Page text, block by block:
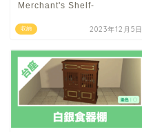
収納
Merchant's Shelf-
2023年12月5日